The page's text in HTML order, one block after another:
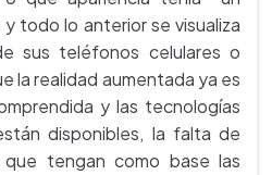
todo lo anterior se visualiza
sus teléfonos celulares o
la realidad aumentada ya es
y las tecnologías
disponibles, la falta de
tengan como base las